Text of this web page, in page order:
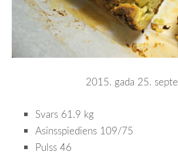
2015. gada 25.
Svars 61.9 kg
Asinsspiediens 109/75
Pulss 46